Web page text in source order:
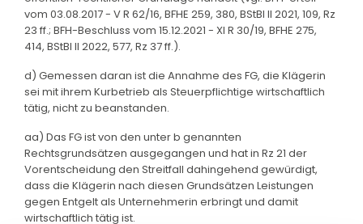
vom 03.08.2017 - V R 62/16, BFHE 259, 380, BStBl II 2021, 109, Rz
23 ff.; BFH-Beschluss vom 15.12.2021 - XI R 30/19, BFHE 275,
414, BStBl II 2022, 577, Rz 37 ff.).
d) Gemessen daran ist die Annahme des FG, die Klägerin
sei mit ihrem Kurbetrieb als Steuerpflichtige wirtschaftlich
tätig, nicht zu beanstanden.
aa) Das FG ist von den unter b genannten
Rechtsgrundsätzen ausgegangen und hat in Rz 21 der
Vorentscheidung den Streitfall dahingehend gewürdigt,
dass die Klägerin nach diesen Grundsätzen Leistungen
gegen Entgelt als Unternehmerin erbringt und damit
wirtschaftlich tätig ist.